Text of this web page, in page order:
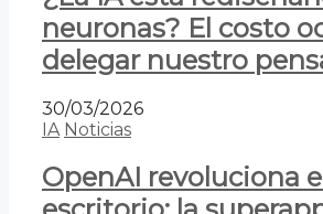
neuronas? El costo
delegar nuestro
30/03/2026
IA Noticias
OpenAI revoluciona el